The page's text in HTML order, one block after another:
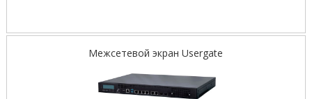
Межсетевой экран Usergate